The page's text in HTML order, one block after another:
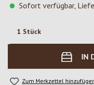
Sofort verfügbar,
IN
Zum Merkzettel